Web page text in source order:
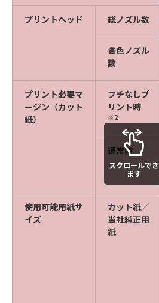
プリントヘッド 総ノズル数
各色ノズル
数
プリント必要マ
ージン（カット
紙）
フチなしプ
リント時
※2
通常時
使用可能用紙サ
イズ
カット紙／
当社純正用
紙
スクロールでき
ます